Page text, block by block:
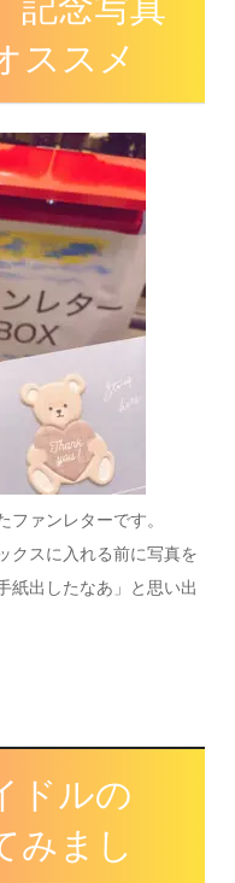
ススメ
ァンレターです。
クスに入れる前に写真を
紙出したなあ」と思い出
ドルの
みまし